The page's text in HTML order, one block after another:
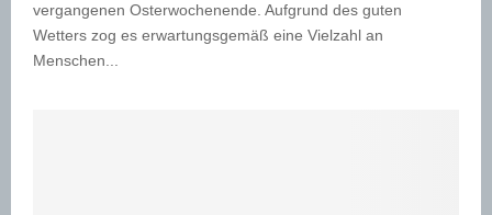
vergangenen Osterwochenende. Aufgrund des guten
Wetters zog es erwartungsgemäß eine Vielzahl an
Menschen...